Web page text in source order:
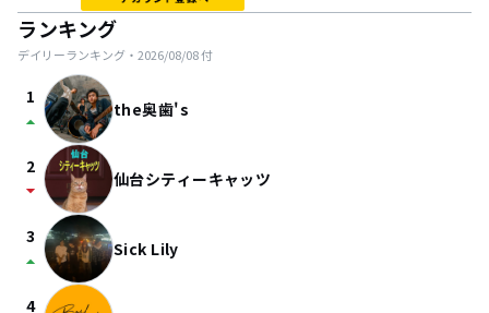
ランキング
デイリーランキング・ 2026/08/08付
1
arrow_drop_up the奥歯's
2
arrow_drop_down 仙台シティーキャッツ
3
arrow_drop_up Sick Lily
4